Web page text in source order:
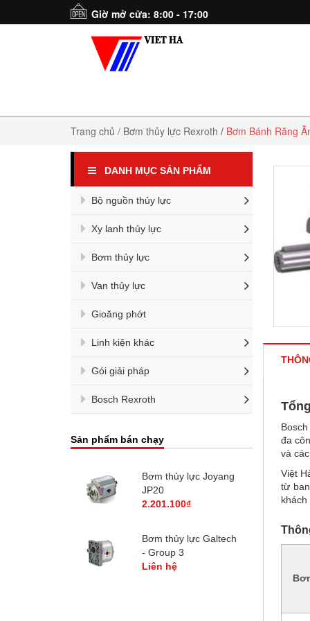
Giờ mở cửa: 8:00 - 17:00
Trang chủ / Bơm thủy lực Rexroth / Bơm Bánh Răng
DANH MỤC SẢN PHẨM
Bộ nguồn thủy lực
Xy lanh thủy lực
Bơm thủy lực
Van thủy lực
Gioăng phớt
Linh kiện khác
Gói giải pháp
Bosch Rexroth
Sản phẩm bán chạy
Bơm thủy lực Joyang
JP20
2.201.100₫
Bơm thủy lực Galtech
- Group 3
Liên hệ
đa
và
Việt
từ